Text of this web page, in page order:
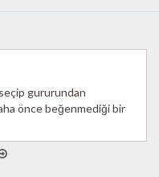
gururundan
önce beğenmediği bir